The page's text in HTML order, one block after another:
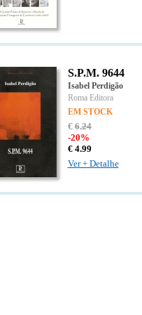
S.P.M. 9644
Isabel Perdigão
Roma Editora
EM STOCK
€6.24
-20%
€ 4.99
Ver + Detalhe